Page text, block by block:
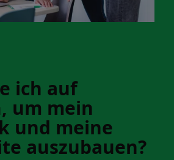
ich auf
um mein
und meine
auszubauen?